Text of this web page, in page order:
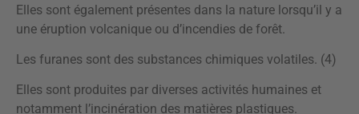
Elles sont également présentes dans la nature lorsqu’il y a
une éruption volcanique ou d’incendies de forêt.
Les furanes sont des substances chimiques volatiles. (4)
Elles sont produites par diverses activités humaines et
notamment l’incinération des matières plastiques.